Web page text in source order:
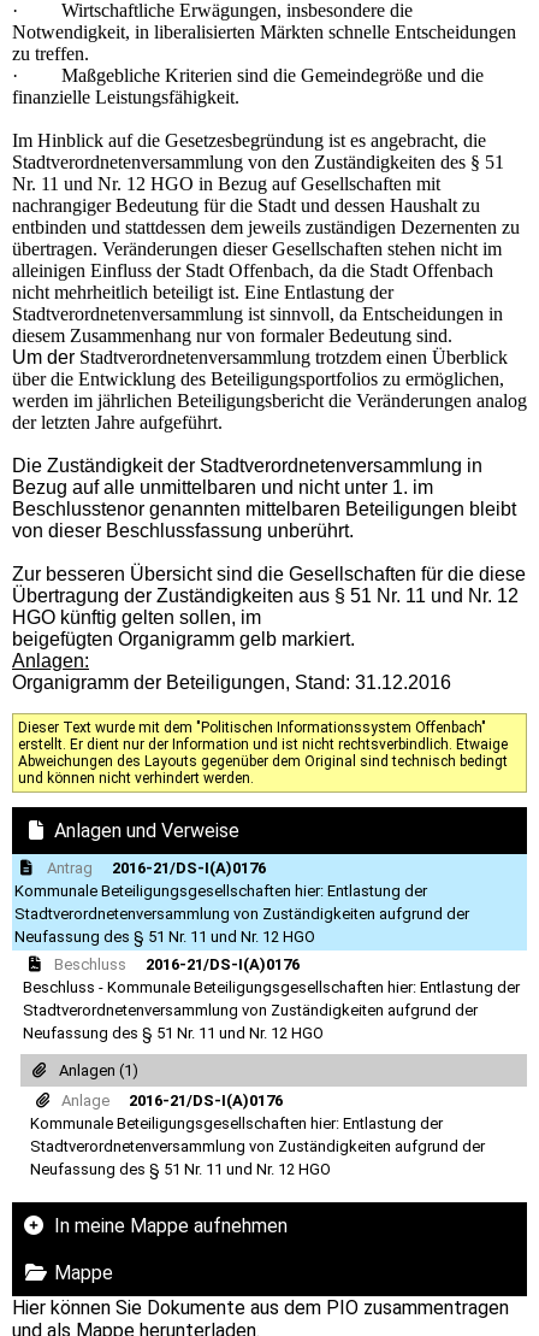
·
Wirtschaftliche Erwägungen, insbesondere die
Notwendigkeit, in liberalisierten Märkten schnelle Entscheidungen
zu treffen.
·
Maßgebliche Kriterien sind die Gemeindegröße und die
finanzielle Leistungsfähigkeit.
Im Hinblick auf die Gesetzesbegründung ist es angebracht, die
Stadtverordnetenversammlung von den Zuständigkeiten des § 51
Nr. 11 und Nr. 12 HGO in Bezug auf Gesellschaften mit
nachrangiger Bedeutung für die Stadt und dessen Haushalt zu
entbinden und stattdessen dem jeweils zuständigen Dezernenten zu
übertragen. Veränderungen dieser Gesellschaften stehen nicht im
alleinigen Einfluss der Stadt Offenbach, da die Stadt Offenbach
nicht mehrheitlich beteiligt ist. Eine Entlastung der
Stadtverordnetenversammlung ist sinnvoll, da Entscheidungen in
diesem Zusammenhang nur von formaler Bedeutung sind.
Um der Stadtverordnetenversammlung trotzdem einen Überblick
über die Entwicklung des Beteiligungsportfolios zu ermöglichen,
werden im jährlichen Beteiligungsbericht die Veränderungen analog
der letzten Jahre aufgeführt.
Die Zuständigkeit der Stadtverordnetenversammlung in
Bezug auf alle unmittelbaren und nicht unter 1. im
Beschlusstenor genannten mittelbaren Beteiligungen bleibt
von dieser Beschlussfassung unberührt.
Zur besseren Übersicht sind die Gesellschaften für die diese
Übertragung der Zuständigkeiten aus § 51 Nr. 11 und Nr. 12
HGO künftig gelten sollen, im
beigefügten Organigramm gelb markiert.
Anlagen:
Organigramm der Beteiligungen, Stand: 31.12.2016
Dieser Text wurde mit dem "Politischen Informationssystem Offenbach"
erstellt. Er dient nur der Information und ist nicht rechtsverbindlich. Etwaige
Abweichungen des Layouts gegenüber dem Original sind technisch bedingt
und können nicht verhindert werden.
Anlagen und Verweise
Antrag
2016-21/DS-I(A)0176
Kommunale Beteiligungsgesellschaften hier: Entlastung der
Stadtverordnetenversammlung von Zuständigkeiten aufgrund der
Neufassung des § 51 Nr. 11 und Nr. 12 HGO
Beschluss
2016-21/DS-I(A)0176
Beschluss - Kommunale Beteiligungsgesellschaften hier: Entlastung der
Stadtverordnetenversammlung von Zuständigkeiten aufgrund der
Neufassung des § 51 Nr. 11 und Nr. 12 HGO
Anlagen (1)
Anlage
2016-21/DS-I(A)0176
Kommunale Beteiligungsgesellschaften hier: Entlastung der
Stadtverordnetenversammlung von Zuständigkeiten aufgrund der
Neufassung des § 51 Nr. 11 und Nr. 12 HGO
In meine Mappe aufnehmen
Mappe
Hier können Sie Dokumente aus dem PIO zusammentragen
und als Mappe herunterladen.